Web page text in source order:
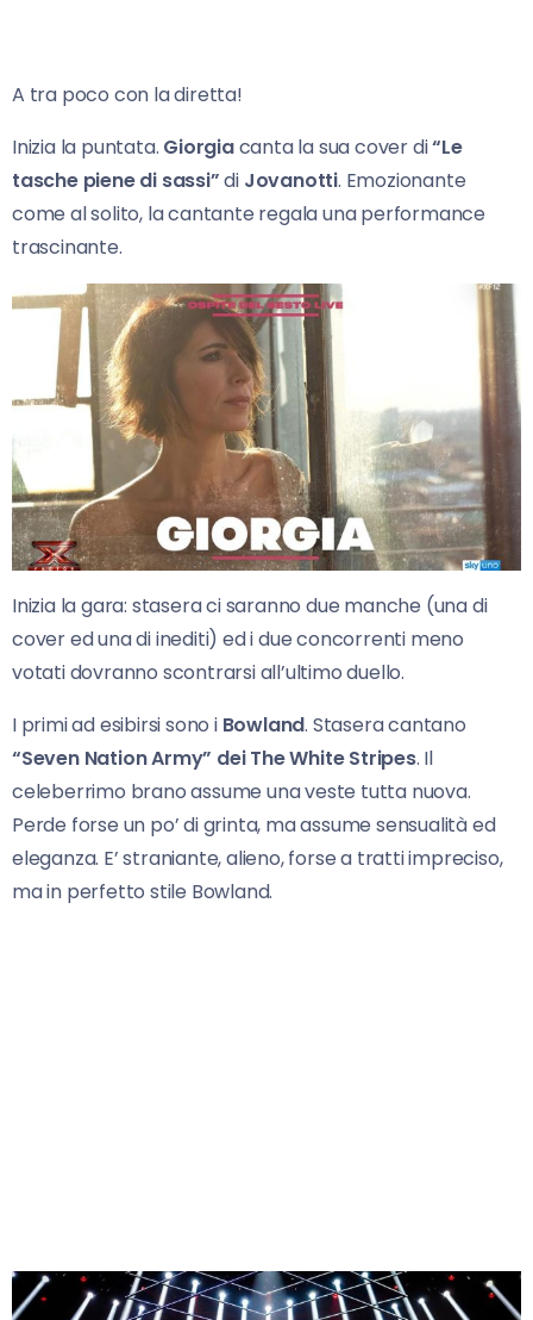
A tra poco con la diretta!
Inizia la puntata. Giorgiacanta la sua cover di“Le
tasche piene di sassi”di Jovanotti. Emozionante
come al solito, la cantante regala una performance
trascinante.
Inizia la gara: stasera ci saranno due manche (una di
cover ed una di inediti) ed i due concorrenti meno
votati dovranno scontrarsi all’ultimo duello.
I primi ad esibirsi sono i Bowland. Stasera cantano
“Seven Nation Army” dei The White Stripes. Il
celeberrimo brano assume una veste tutta nuova.
Perde forse un po’ di grinta, ma assume sensualità ed
eleganza. E’ straniante, alieno, forse a tratti impreciso,
ma in perfetto stile Bowland.